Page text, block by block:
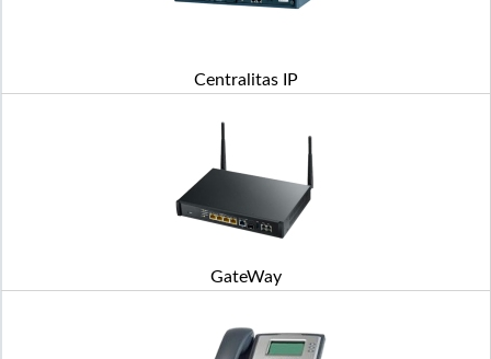
Centralitas IP
GateWay